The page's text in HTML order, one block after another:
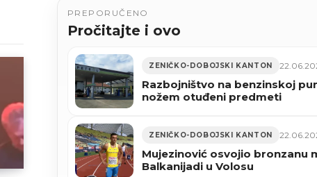
PREPORUČENO
Pročitajte i ovo
ZENIČKO-DOBOJSKI KANTON
Razbojništvo na benzinskoj
nožem otuđeni predmeti
ZENIČKO-DOBOJSKI KANTON
Mujezinović osvojio bronzanu
Balkanijadi u Volosu